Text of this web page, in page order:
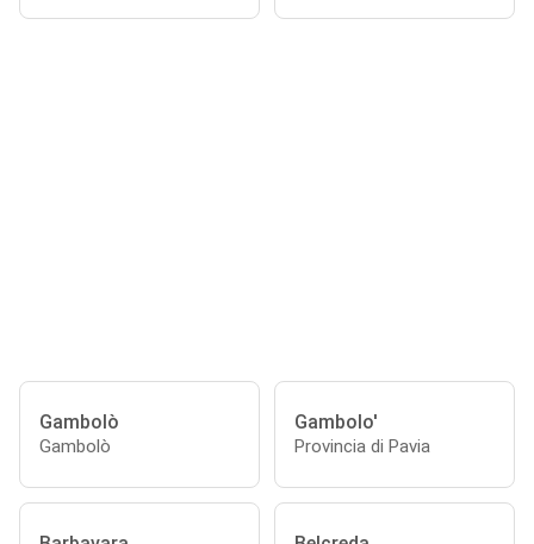
Gambolò
Gambolò
Gambolo'
Provincia di Pavia